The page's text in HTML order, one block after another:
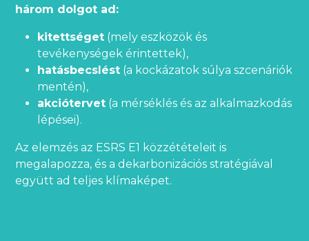
három dolgot ad:
kitettséget (mely eszközök és
tevékenységek érintettek),
hatásbecslést (a kockázatok súlya szcenáriók
mentén),
akciótervet (a mérséklés és az alkalmazkodás
lépései).
Az elemzés az ESRS E1 közzétételeit is
megalapozza, és a dekarbonizációs stratégiával
együtt ad teljes klímaképet.